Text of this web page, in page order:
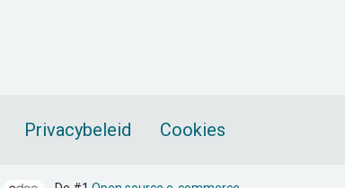
Privacybeleid Cookies